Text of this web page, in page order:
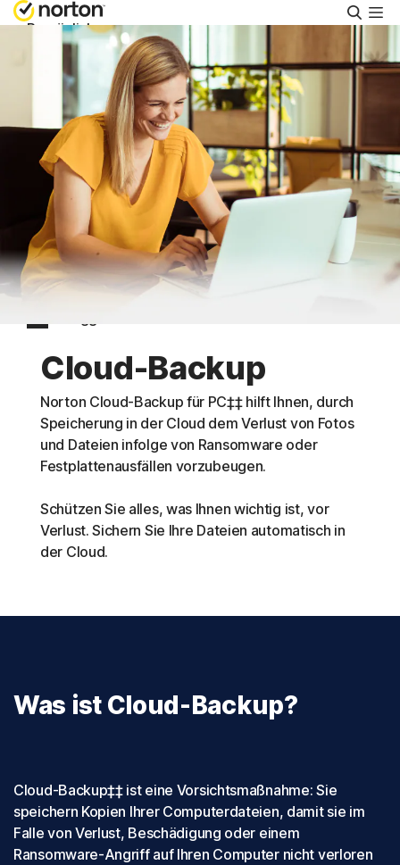
Persönlich
Small Business
Support
Kostenlos testen
Schweiz
Cloud-Backup
Norton Cloud-Backup für PC‡‡ hilft Ihnen, durch
Speicherung in der Cloud dem Verlust von Fotos
und Dateien infolge von Ransomware oder
Festplattenausfällen vorzubeugen.
Schützen Sie alles, was Ihnen wichtig ist, vor
Verlust. Sichern Sie Ihre Dateien automatisch in
der Cloud.
Was ist Cloud-Backup?
Cloud-Backup‡‡ ist eine Vorsichtsmaßnahme: Sie
speichern Kopien Ihrer Computerdateien, damit sie im
Falle von Verlust, Beschädigung oder einem
Ransomware-Angriff auf Ihren Computer nicht verloren